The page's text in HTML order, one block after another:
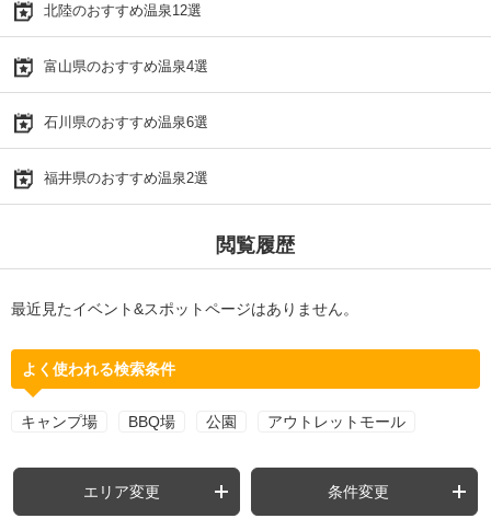
北陸のおすすめ温泉12選
富山県のおすすめ温泉4選
石川県のおすすめ温泉6選
福井県のおすすめ温泉2選
閲覧履歴
最近見たイベント&スポットページはありません。
よく使われる検索条件
キャンプ場 BBQ場 公園 アウトレットモール
エリア変更 条件変更